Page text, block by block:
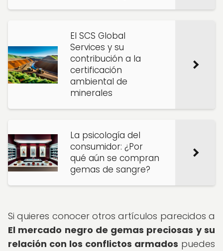
El SCS Global
Services y su
contribución a la
certificación
ambiental de
minerales
La psicología del
consumidor: ¿Por
qué aún se compran
gemas de sangre?
Si quieres conocer otros artículos parecidos a
El mercado negro de gemas preciosas y su
relación con los conflictos armados puedes